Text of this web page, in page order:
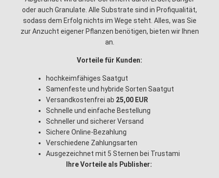
oder auch Granulate. Alle Substrate sind in Profiqualität,
sodass dem Erfolg nichts im Wege steht. Alles, was Sie
zur Anzucht eigener Pflanzen benötigen, bieten wir Ihnen
an.
Vorteile für Kunden:
hochkeimfähiges Saatgut
Samenfeste und hybride Sorten Saatgut
Versandkostenfrei ab 25,00 EUR
Schnelle und einfache Bestellung
Schneller und sicherer Versand
Sichere Online-Bezahlung
Verschiedene Zahlungsarten
Ausgezeichnet mit 5 Sternen bei Trustami
Ihre Vorteile als Publisher: